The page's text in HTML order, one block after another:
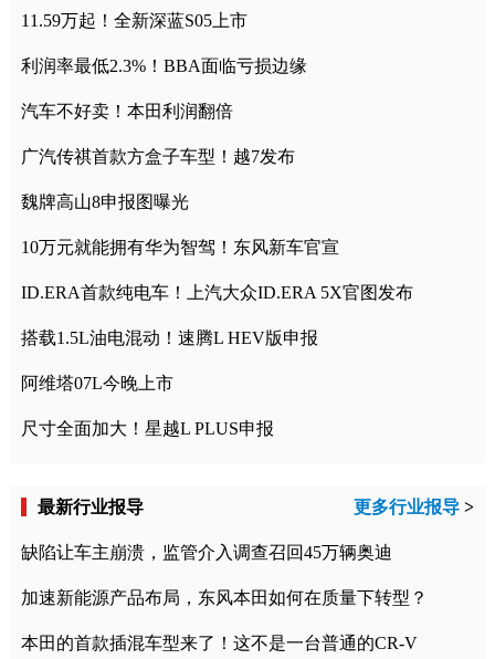
11.59万起！全新深蓝S05上市
利润率最低2.3%！BBA面临亏损边缘
汽车不好卖！本田利润翻倍
广汽传祺首款方盒子车型！越7发布
魏牌高山8申报图曝光
10万元就能拥有华为智驾！东风新车官宣
ID.ERA首款纯电车！上汽大众ID.ERA 5X官图发布
搭载1.5L油电混动！速腾L HEV版申报
阿维塔07L今晚上市
尺寸全面加大！星越L PLUS申报
最新行业报导 更多行业报导 >
缺陷让车主崩溃，监管介入调查召回45万辆奥迪
加速新能源产品布局，东风本田如何在质量下转型？
本田的首款插混车型来了！这不是一台普通的CR-V